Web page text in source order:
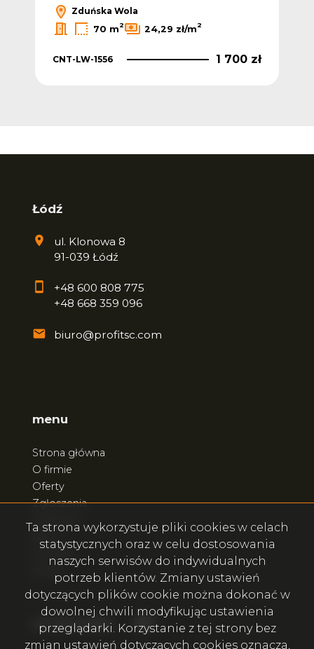
Zduńska Wola
70 m2 24,29 zł/m2
CNT-LW-1556 1 700 zł
Łódź
ul. Klonowa 8
91-039 Łódź
+48 600 808 775
+48 668 359 096
biuro@profitsc.com
menu
Strona główna
O firmie
Oferty
Zgłoszenia
Kontakt
social.media Facebook
Facebook
Ta strona wykorzystuje pliki cookies w celach
statystycznych oraz w celu dostosowania
naszych serwisów do indywidualnych
potrzeb klientów. Zmiany ustawień
dotyczących plików cookie można dokonać w
dowolnej chwili modyfikując ustawienia
przeglądarki. Korzystanie z tej strony bez
zmian ustawień dotyczących cookies oznacza,